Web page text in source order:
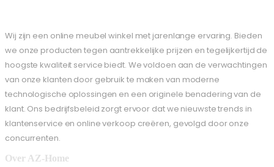
Wij zijn een online meubel winkel met jarenlange ervaring. Bieden
we onze producten tegen aantrekkelijke prijzen en tegelijkertijd de
hoogste kwaliteit service biedt. We voldoen aan de verwachtingen
van onze klanten door gebruik te maken van moderne
technologische oplossingen en een originele benadering van de
klant. Ons bedrijfsbeleid zorgt ervoor dat we nieuwste trends in
klantenservice en online verkoop creëren, gevolgd door onze
concurrenten.
Over AZ-Home